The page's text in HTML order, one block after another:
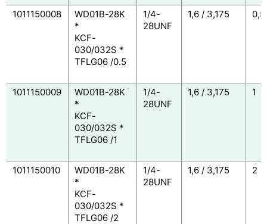
1011150008
WD01B-28K
*
KCF-
030/032S *
TFLG06 /0.5
1/4-
28UNF
1,6 / 3,175 0,5
1011150009
WD01B-28K
*
KCF-
030/032S *
TFLG06 /1
1/4-
28UNF
1,6 / 3,175 1
1011150010
WD01B-28K
*
KCF-
030/032S *
TFLG06 /2
1/4-
28UNF
1,6 / 3,175 2